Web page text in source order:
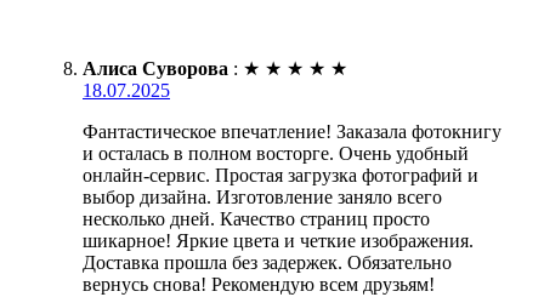
Алиса Суворова : ★ ★ ★ ★ ★
18.07.2025
Фантастическое впечатление! Заказала фотокнигу
и осталась в полном восторге. Очень удобный
онлайн-сервис. Простая загрузка фотографий и
выбор дизайна. Изготовление заняло всего
несколько дней. Качество страниц просто
шикарное! Яркие цвета и четкие изображения.
Доставка прошла без задержек. Обязательно
вернусь снова! Рекомендую всем друзьям!